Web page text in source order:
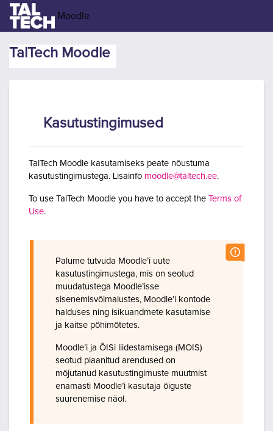
Jäta vahele peasisuni
Moodle
TalTech Moodle
Kasutustingimused
TalTech Moodle kasutamiseks peate nõustuma
kasutustingimustega. Lisainfo moodle@taltech.ee.
To use TalTech Moodle you have to accept the Terms of
Use.
Palume tutvuda Moodle’i uute
kasutustingimustega, mis on seotud
muudatustega Moodle’isse
sisenemisvõimalustes, Moodle’i kontode
halduses ning isikuandmete kasutamise
ja kaitse põhimõtetes.
Moodle’i ja ÕISi liidestamisega (MOIS)
seotud plaanitud arendused on
mõjutanud kasutustingimuste muutmist
enamasti Moodle’i kasutaja õiguste
suurenemise näol.